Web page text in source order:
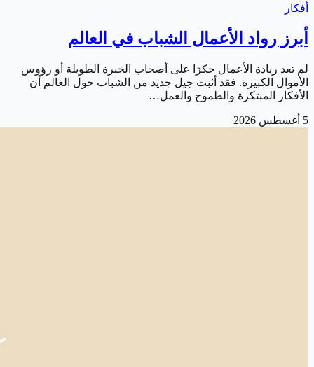
أفكار
أبرز رواد الأعمال الشباب في العالم
لم تعد ريادة الأعمال حكرًا على أصحاب الخبرة الطويلة أو رؤوس
الأموال الكبيرة. فقد أثبت جيل جديد من الشباب حول العالم أن
الأفكار المبتكرة والطموح والعمل…
5 أغسطس 2026